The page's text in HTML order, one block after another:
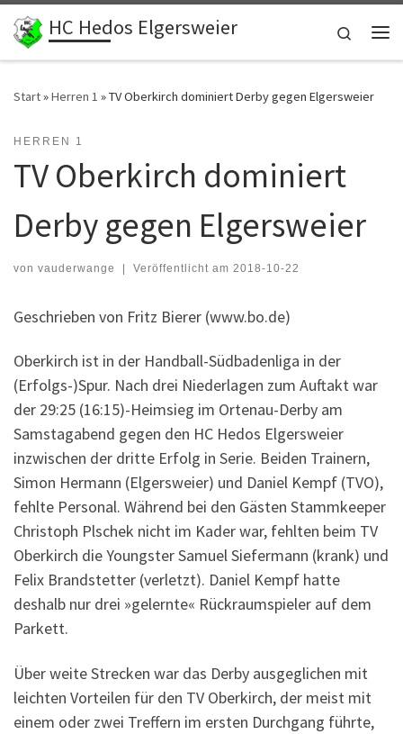
Zum Inhalt springen
HC Hedos Elgersweier
Search
Start»Herren 1 »TV Oberkirch dominiert Derby gegen Elgersweier
HERREN 1
TV Oberkirch dominiert
Derby gegen Elgersweier
von vauderwange | Veröffentlicht am 2018-10-22
Geschrieben von Fritz Bierer (www.bo.de)
Oberkirch ist in der Handball-Südbadenliga in der
(Erfolgs-)Spur. Nach drei Niederlagen zum Auftakt war
der 29:25 (16:15)-Heimsieg im Ortenau-Derby am
Samstagabend gegen den HC Hedos Elgersweier
inzwischen der dritte Erfolg in Serie. Beiden Trainern,
Simon Hermann (Elgersweier) und Daniel Kempf (TVO),
fehlte Personal. Während bei den Gästen Stammkeeper
Christoph Plschek nicht im Kader war, fehlten beim TV
Oberkirch die Youngster Samuel Siefermann (krank) und
Felix Brandstetter (verletzt). Daniel Kempf hatte
deshalb nur drei »gelernte« Rückraumspieler auf dem
Parkett.
Über weite Strecken war das Derby ausgeglichen mit
leichten Vorteilen für den TV Oberkirch, der meist mit
einem oder zwei Treffern im ersten Durchgang führte,